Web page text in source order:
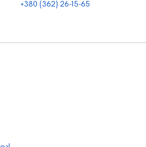
+380 (362) 26-15-65